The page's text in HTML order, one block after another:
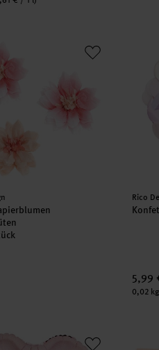
Rico
5,99
Inhalt:
0,02 kg
Herz 36cm